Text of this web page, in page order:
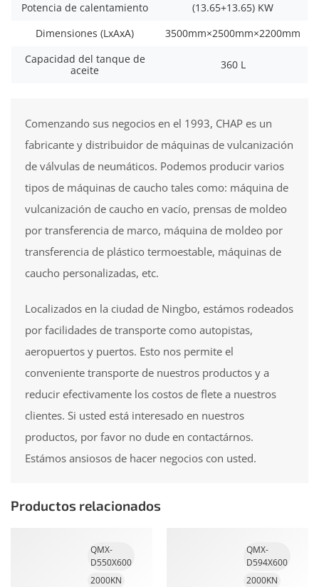
Potencia de calentamiento
(13.65+13.65) KW
Dimensiones (LxAxA)
3500mm×2500mm×2200mm
Capacidad del tanque de
aceite
360 L
Comenzando sus negocios en el 1993, CHAP es un
fabricante y distribuidor de máquinas de vulcanización
de válvulas de neumáticos. Podemos producir varios
tipos de máquinas de caucho tales como: máquina de
vulcanización de caucho en vacío, prensas de moldeo
por transferencia de marco, máquina de moldeo por
transferencia de plástico termoestable, máquinas de
caucho personalizadas, etc.
Localizados en la ciudad de Ningbo, estámos rodeados
por facilidades de transporte como autopistas,
aeropuertos y puertos. Esto nos permite el
conveniente transporte de nuestros productos y a
reducir efectivamente los costos de flete a nuestros
clientes. Si usted está interesado en nuestros
productos, por favor no dude en contactárnos.
Estámos ansiosos de hacer negocios con usted.
Productos relacionados
QMX-
D550X600
2000KN
QMX-
D594X600
2000KN